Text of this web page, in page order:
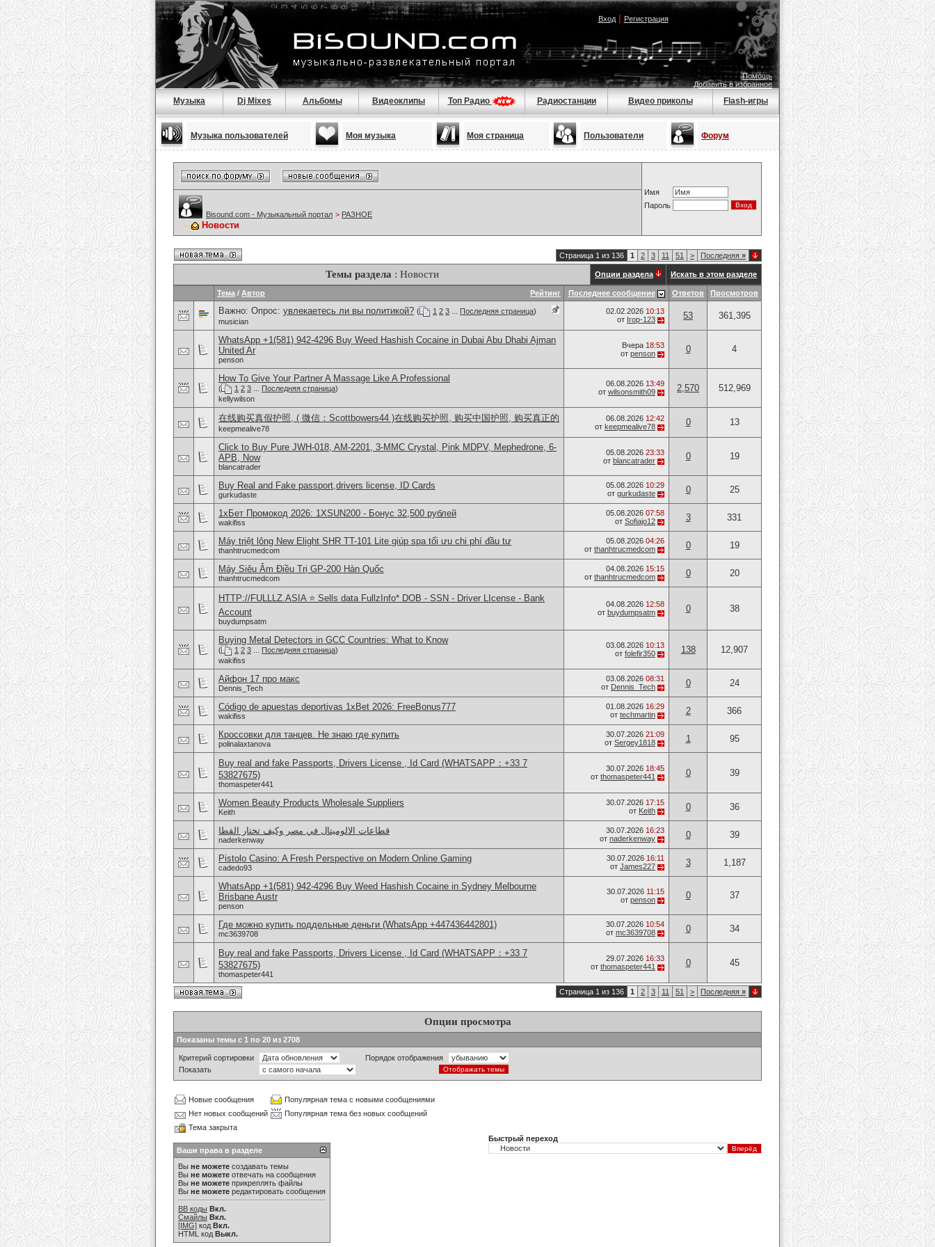
Вход| Регистрация
Помощь
Добавить в избранное
Музыка Dj Mixes Альбомы Видеоклипы Топ Радио Радиостанции Видео приколы Flash-игры
Музыка пользователей Моя музыка Моя страница Пользователи Форум
Имя
Пароль
Bisound.com - Музыкальный портал > РАЗНОЕ
Новости
Страница 1 из 136 1 2 3 11 51 > Последняя »
Темы раздела : Новости Опции раздела Искать в этом разделе
Рейтинг
Тема / Автор Последнее сообщение Ответов Просмотров
Важно: Опрос: увлекаетесь ли вы политикой? ( 1 2 3 Последняя страница)
musician
02.02.2026 10:13
от Ігор-123 53 361,395
WhatsApp +1(581) 942-4296 Buy Weed Hashish Cocaine in Dubai Abu Dhabi Ajman
United Ar
penson
Вчера 18:53
от penson 0 4
How To Give Your Partner A Massage Like A Professional
( 1 2 3 Последняя страница)
kellywilson
06.08.2026 13:49
от wilsonsmith09 2,570 512,969
在线购买真假护照, ( 微信：Scottbowers44 )在线购买护照, 购买中国护照, 购买真正的
keepmealive78
06.08.2026 12:42
от keepmealive78 0 13
Click to Buy Pure JWH-018, AM-2201, 3-MMC Crystal, Pink MDPV, Mephedrone, 6-
APB, Now
blancatrader
05.08.2026 23:33
от blancatrader 0 19
Buy Real and Fake passport,drivers license, ID Cards
gurkudaste
05.08.2026 10:29
от gurkudaste 0 25
1хБет Промокод 2026: 1XSUN200 - Бонус 32,500 рублей
wakifiss
05.08.2026 07:58
от Sofiajo12 3 331
Máy triệt lông New Elight SHR TT-101 Lite giúp spa tối ưu chi phí đầu tư
thanhtrucmedcom
05.08.2026 04:26
от thanhtrucmedcom 0 19
Máy Siêu Âm Điều Trị GP-200 Hàn Quốc
thanhtrucmedcom
04.08.2026 15:15
от thanhtrucmedcom 0 20
HTTP://FULLLZ.ASIA ⭐️ Sells data FullzInfo* DOB - SSN - Driver LIcense - Bank
Account
buydumpsatm
04.08.2026 12:58
от buydumpsatm 0 38
Buying Metal Detectors in GCC Countries: What to Know
( 1 2 3 Последняя страница)
wakifiss
03.08.2026 10:13
от folefir350 138 12,907
Айфон 17 про макс
Dennis_Tech
03.08.2026 08:31
от Dennis_Tech 0 24
Código de apuestas deportivas 1xBet 2026: FreeBonus777
wakifiss
01.08.2026 16:29
от techmartin 2 366
Кроссовки для танцев. Не знаю где купить
polinalaxtanova
30.07.2026 21:09
от Sergey1818 1 95
Buy real and fake Passports, Drivers License , Id Card (WHATSAPP：+33 7
53827675)
thomaspeter441
30.07.2026 18:45
от thomaspeter441 0 39
Women Beauty Products Wholesale Suppliers
Keith
30.07.2026 17:15
от Keith 0 36
قطاعات الالوميتال في مصر وكيف تختار القطا
naderkenway
30.07.2026 16:23
от naderkenway 0 39
Pistolo Casino: A Fresh Perspective on Modern Online Gaming
cadedo93
30.07.2026 16:11
от James227 3 1,187
WhatsApp +1(581) 942-4296 Buy Weed Hashish Cocaine in Sydney Melbourne
Brisbane Austr
penson
30.07.2026 11:15
от penson 0 37
Где можно купить поддельные деньги (WhatsApp +447436442801)
mc3639708
30.07.2026 10:54
от mc3639708 0 34
Buy real and fake Passports, Drivers License , Id Card (WHATSAPP：+33 7
53827675)
thomaspeter441
29.07.2026 16:33
от thomaspeter441 0 45
Страница 1 из 136 1 2 3 11 51 > Последняя »
Опции просмотра
Показаны темы с 1 по 20 из 2708
Критерий сортировки
Порядок отображения
Показать
Новые сообщения
Популярная тема с новыми сообщениями
Нет новых сообщений
Популярная тема без новых сообщений
Тема закрыта
Ваши права в разделе
Вы не можете создавать темы
Вы не можете отвечать на сообщения
Вы не можете прикреплять файлы
Вы не можете редактировать сообщения
BB коды Вкл.
Смайлы Вкл.
[IMG] код Вкл.
HTML код Выкл.
Быстрый переход